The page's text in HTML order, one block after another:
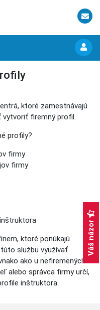
ktoré zamestnávajú
firemný profil.
profily?
firmy
firmy
ktoré ponúkajú
službu využívať
ako u nefiremených
alebo správca firmy určí,
inštruktora.
Váš názor